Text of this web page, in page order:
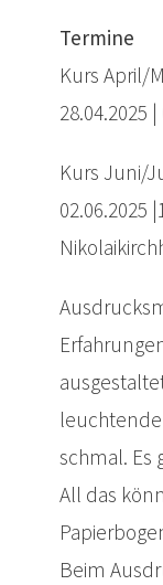
Termine
Kurs April/
28.04.2025
Kurs Juni/
02.06.2025
schmal. Es
All das
Beim